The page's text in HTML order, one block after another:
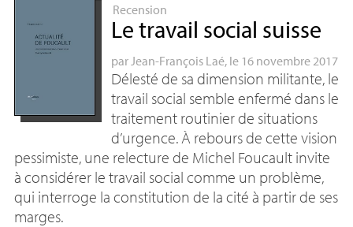
Recension
Le travail social suisse
par Jean-François Laé, le 16 novembre 2017
Délesté de sa dimension militante, le
travail social semble enfermé dans le
traitement routinier de situations
d’urgence. À rebours de cette vision
pessimiste, une relecture de Michel Foucault invite
à considérer le travail social comme un problème,
qui interroge la constitution de la cité à partir de ses
marges.